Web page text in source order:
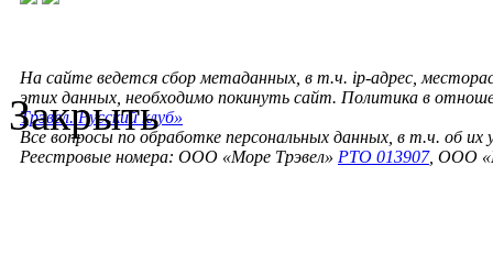
На сайте ведется сбор метаданных, в т.ч. ip-адрес,
этих данных, необходимо покинуть сайт. Политика в
Трэвел. Русский клуб»
Все вопросы по обработке персональных данных, в т.ч. об их
Реестровые номера: ООО «Море Трэвел» РТО 013907, ООО
Закрыть